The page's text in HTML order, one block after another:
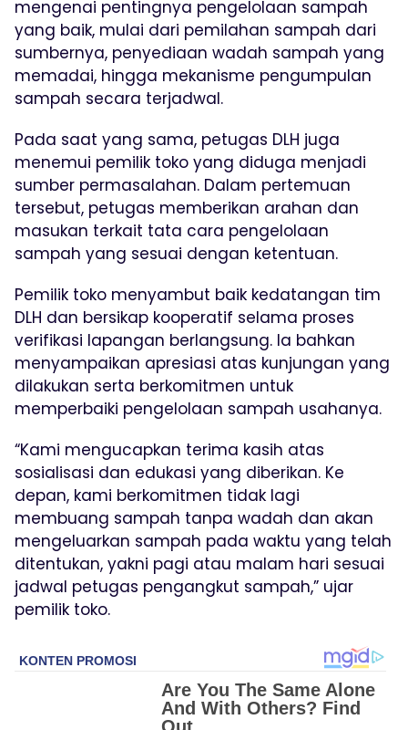
mengenai pentingnya pengelolaan sampah
yang baik, mulai dari pemilahan sampah dari
sumbernya, penyediaan wadah sampah yang
memadai, hingga mekanisme pengumpulan
sampah secara terjadwal.
Pada saat yang sama, petugas DLH juga
menemui pemilik toko yang diduga menjadi
sumber permasalahan. Dalam pertemuan
tersebut, petugas memberikan arahan dan
masukan terkait tata cara pengelolaan
sampah yang sesuai dengan ketentuan.
Pemilik toko menyambut baik kedatangan tim
DLH dan bersikap kooperatif selama proses
verifikasi lapangan berlangsung. Ia bahkan
menyampaikan apresiasi atas kunjungan yang
dilakukan serta berkomitmen untuk
memperbaiki pengelolaan sampah usahanya.
“Kami mengucapkan terima kasih atas
sosialisasi dan edukasi yang diberikan. Ke
depan, kami berkomitmen tidak lagi
membuang sampah tanpa wadah dan akan
mengeluarkan sampah pada waktu yang telah
ditentukan, yakni pagi atau malam hari sesuai
jadwal petugas pengangkut sampah,” ujar
pemilik toko.